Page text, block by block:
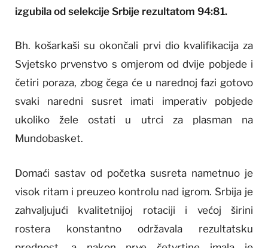
izgubila od selekcije Srbije rezultatom 94:81.
Bh. košarkaši su okončali prvi dio kvalifikacija za
Svjetsko prvenstvo s omjerom od dvije pobjede i
četiri poraza, zbog čega će u narednoj fazi gotovo
svaki naredni susret imati imperativ pobjede
ukoliko žele ostati u utrci za plasman na
Mundobasket.
Domaći sastav od početka susreta nametnuo je
visok ritam i preuzeo kontrolu nad igrom. Srbija je
zahvaljujući kvalitetnijoj rotaciji i većoj širini
rostera konstantno održavala rezultatsku